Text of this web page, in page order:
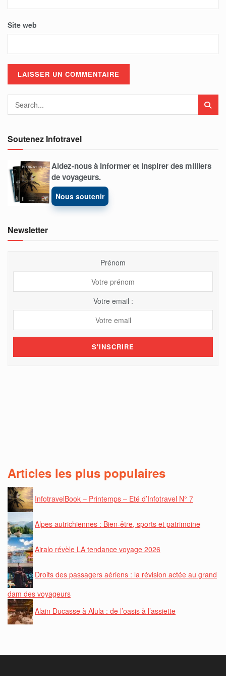
Site web
Soutenez Infotravel
Aidez-nous à informer et inspirer des milliers
de voyageurs.
Nous soutenir
Newsletter
Prénom
Votre email :
Articles les plus populaires
InfotravelBook – Printemps – Eté d’Infotravel N° 7
Alpes autrichiennes : Bien-être, sports et patrimoine
Airalo révèle LA tendance voyage 2026
Droits des passagers aériens : la révision actée au grand
dam des voyageurs
Alain Ducasse à Alula : de l’oasis à l’assiette